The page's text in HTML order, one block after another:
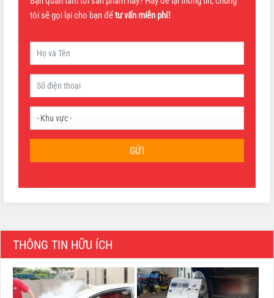
tôi sẽ gọi lại cho bạn đểtư vấn miễn phí!
GỬI
THÔNG TIN HỮU ÍCH